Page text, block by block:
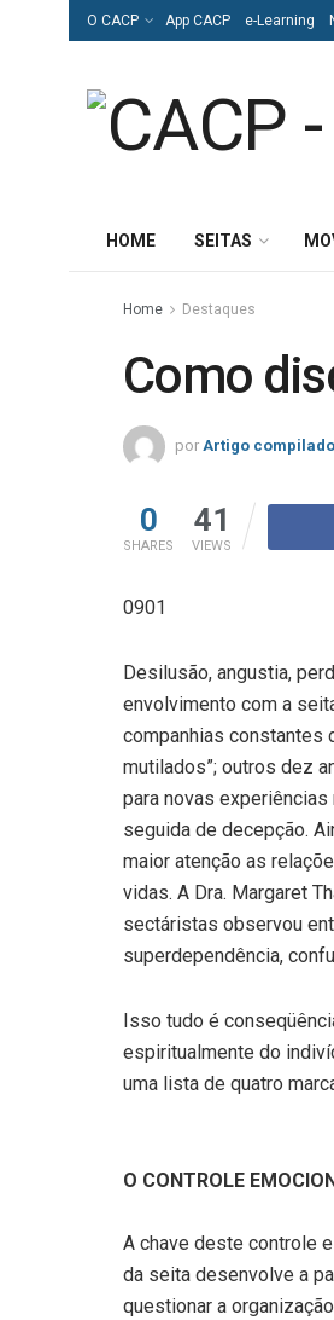
O CACP App CACP e-Learning
HOME SEITAS
Home Destaques
Como
por Artigo compilado
0
SHARES
41
VIEWS
0901
Desilusão, angustia,
envolvimento com a
companhias constantes
mutilados”; outros dez
para novas experiências
seguida de decepção.
maior atenção as
vidas. A Dra. Margaret
sectáristas observou
superdependência,
Isso tudo é
espiritualmente do
uma lista de quatro
O CONTROLE
A chave deste controle
da seita desenvolve a
questionar a